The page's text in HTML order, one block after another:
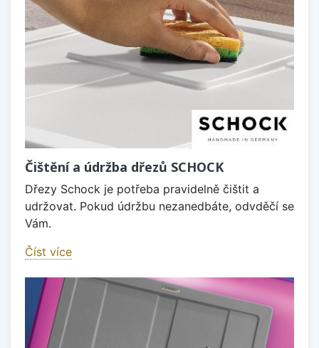
Čištění a údržba dřezů SCHOCK
Dřezy Schock je potřeba pravidelně čištit a
udržovat. Pokud údržbu nezanedbáte, odvděčí se
Vám.
Číst více